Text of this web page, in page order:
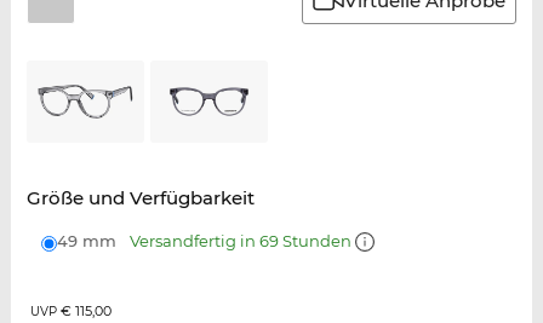
Größe und Verfügbarkeit
49 mm Versandfertig in 69 Stunden
UVP € 115,00